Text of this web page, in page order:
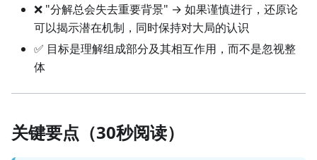
❌ "分解总会失去重要背景" → 如果谨慎进行，还原论
可以揭示潜在机制，同时保持对大局的认识
✅ 目标是理解组成部分及其相互作用，而不是忽视整
体
关键要点（30秒阅读）